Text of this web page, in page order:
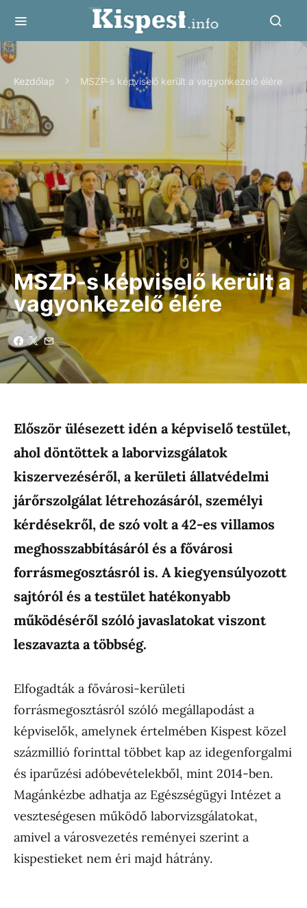
Kezdőlap MSZP-s képviselő került a vagyonkezelő élére
MSZP-s képviselő került a
vagyonkezelő élére
Először ülésezett idén a képviselő testület,
ahol döntöttek a laborvizsgálatok
kiszervezéséről, a kerületi állatvédelmi
járőrszolgálat létrehozásáról, személyi
kérdésekről, de szó volt a 42-es villamos
meghosszabbításáról és a fővárosi
forrásmegosztásról is. A kiegyensúlyozott
sajtóról és a testület hatékonyabb
működéséről szóló javaslatokat viszont
leszavazta a többség.
Elfogadták a fővárosi-kerületi
forrásmegosztásról szóló megállapodást a
képviselők, amelynek értelmében Kispest közel
százmillió forinttal többet kap az idegenforgalmi
és iparűzési adóbevételekből, mint 2014-ben.
Magánkézbe adhatja az Egészségügyi Intézet a
veszteségesen működő laborvizsgálatokat,
amivel a városvezetés reményei szerint a
kispestieket nem éri majd hátrány.